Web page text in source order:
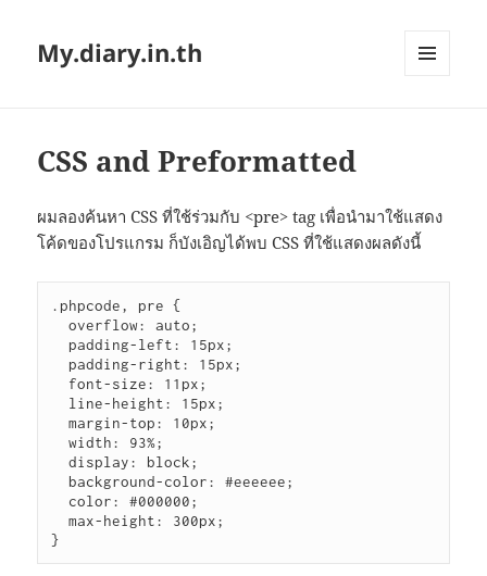
My.diary.in.th
CSS and Preformatted
ผมลองค้นหา CSS ที่ใช้ร่วมกับ <pre> tag เพื่อนำมาใช้แสดง
โค้ดของโปรแกรม ก็บังเอิญได้พบ CSS ที่ใช้แสดงผลดังนี้
.phpcode, pre {
  overflow: auto;
  margin-top: 10px;
  width: 93%;
  display: block;
  max-height: 300px;
}